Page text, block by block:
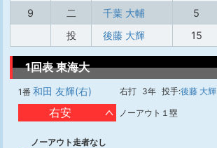
9
二 千葉 大輔 5
投
後藤 大輝 15
1回表 東海大
1番 和田 友輝(右) 右打 3年 投手:後藤 大輝
右安 ノーアウト１塁
ノーアウト走者なし